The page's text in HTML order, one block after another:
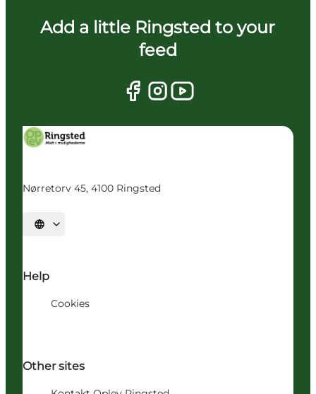
Add a little Ringsted to your
feed
Nørretorv 45, 4100 Ringsted
Vælg sprog
Help
Cookies
Other sites